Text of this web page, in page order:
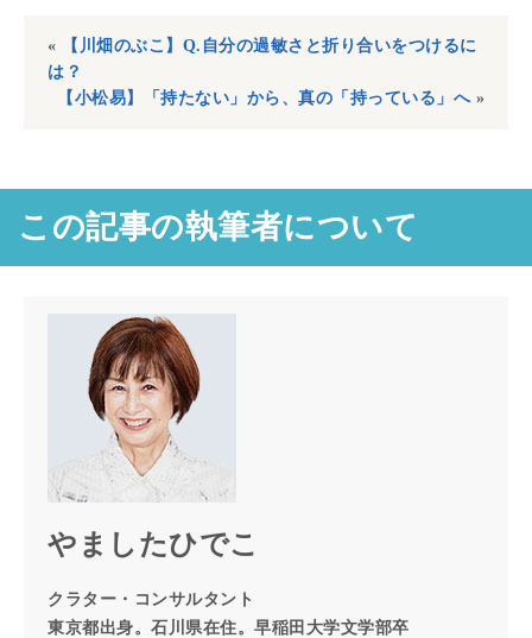
«
【川畑のぶこ】Q.自分の過敏さと折り合いをつけるに
は？
【小松易】「持たない」から、真の「持っている」へ»
この記事の執筆者について
やましたひでこ
クラター・コンサルタント
東京都出身。石川県在住。早稲田大学文学部卒